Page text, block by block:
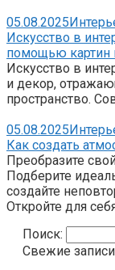
05.08.2025
Искусство в
помощью картин
Искусство в
и декор,
пространство.
05.08.2025
Как создать
Преобразите
Подберите
создайте
Откройте для
Поиск:
Свежие записи